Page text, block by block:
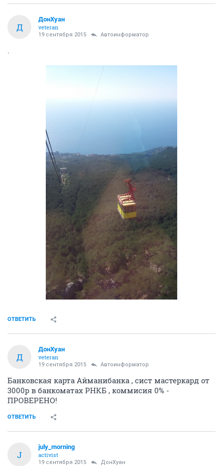
Д
ДонХуан
veteran
19 сентября 2015 Автоинформатор
.
ОТВЕТИТЬ
Д
ДонХуан
veteran
19 сентября 2015 Автоинформатор
Банковская карта Айманибанка , сист мастеркард от
3000р в банкоматах РНКБ , коммисия 0% -
ПРОВЕРЕНО!
ОТВЕТИТЬ
J
july_morning
activist
19 сентября 2015 ДонХуан